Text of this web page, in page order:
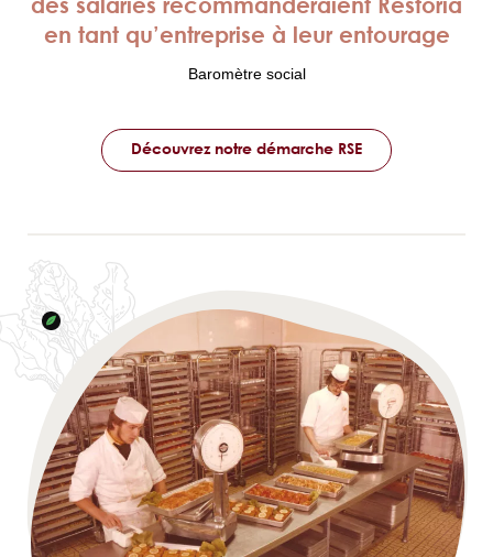
en tant qu’entreprise à leur entourage
Baromètre social
Découvrez notre démarche RSE